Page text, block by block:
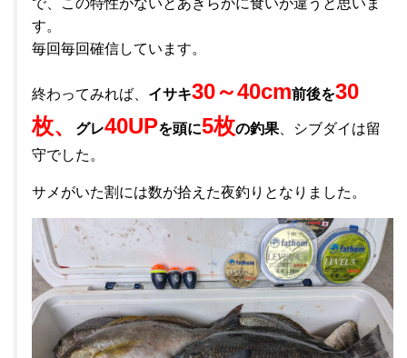
で、この特性がないとあきらかに食いが違うと思いま
す。
毎回毎回確信しています。
終わってみれば、 イサキ30～40cm前後を30
枚、
グレ40UPを頭に5枚の釣果 、シブダイは留
守でした。
サメがいた割には数が拾えた夜釣りとなりました。